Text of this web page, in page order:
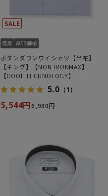
ボタンダウンワイシャツ【半袖】
【キング】【NON IRONMAX】
【COOL TECHNOLOGY】
5.0 （1）
5,544円6,930円